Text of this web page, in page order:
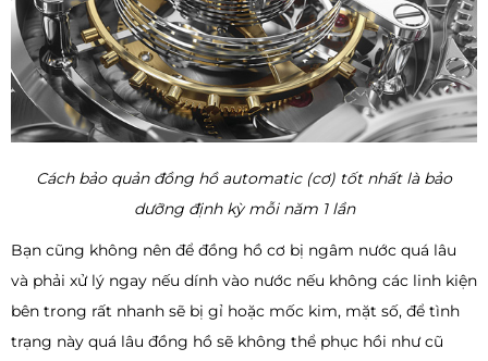
Cách bảo quản đồng hồ automatic (cơ) tốt nhất là bảo
dưỡng định kỳ mỗi năm 1 lần
Bạn cũng không nên để đồng hồ cơ bị ngâm nước quá lâu
và phải xử lý ngay nếu dính vào nước nếu không các linh kiện
bên trong rất nhanh sẽ bị gỉ hoặc mốc kim, mặt số, để tình
trạng này quá lâu đồng hồ sẽ không thể phục hồi như cũ